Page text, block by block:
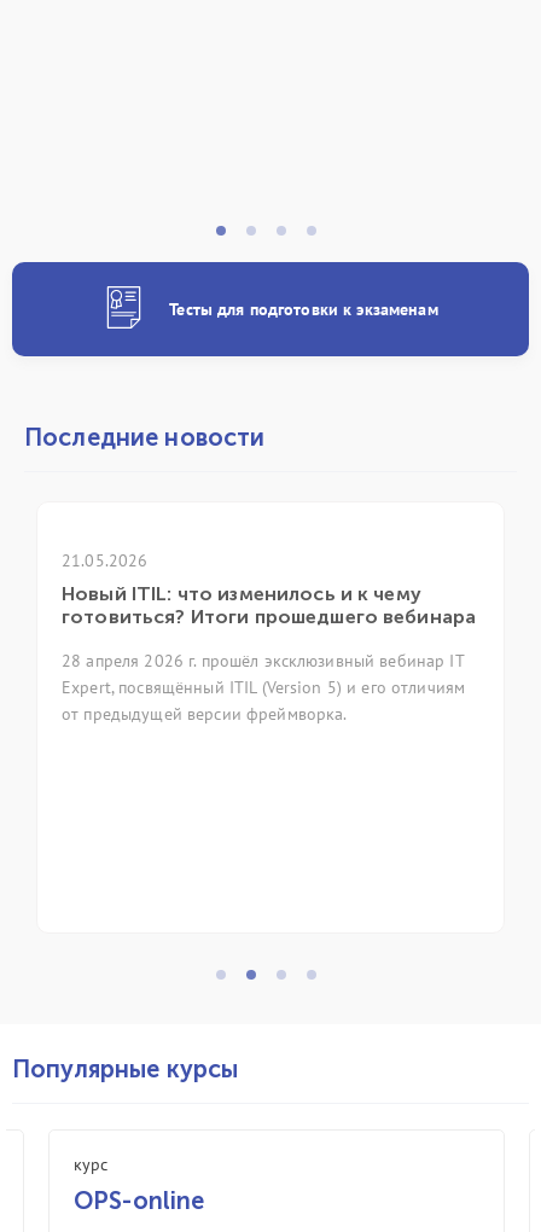
Тесты для подготовки к экзаменам
Последние новости
21.05.2026
Новый ITIL: что изменилось и к чему
готовиться? Итоги прошедшего вебинара
28 апреля 2026 г. прошёл эксклюзивный вебинар IT
Expert, посвящённый ITIL (Version 5) и его отличиям
от предыдущей версии фреймворка.
Популярные курсы
курс
OPS-online